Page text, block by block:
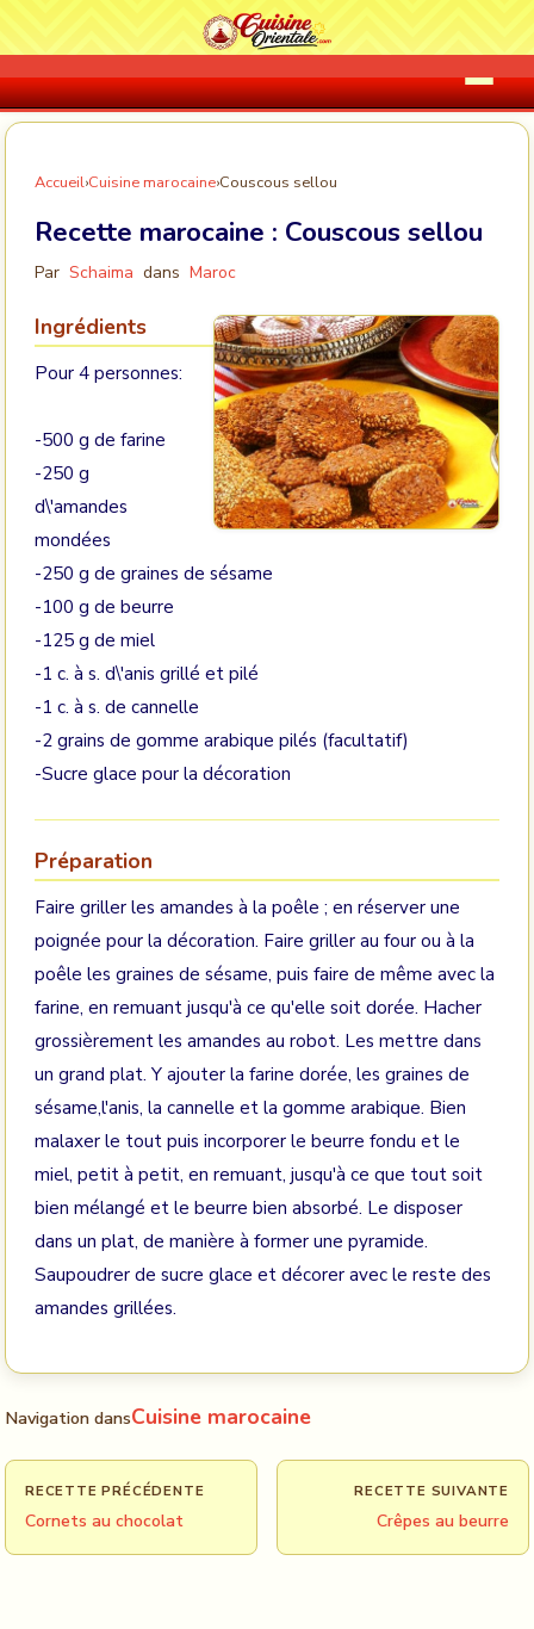
Accueil›Cuisine marocaine›Couscous sellou
Recette marocaine : Couscous sellou
Par Schaima dans Maroc
Ingrédients
Pour 4 personnes:
-500 g de farine
-250 g
d\'amandes
mondées
-250 g de graines de sésame
-100 g de beurre
-125 g de miel
-1 c. à s. d\'anis grillé et pilé
-1 c. à s. de cannelle
-2 grains de gomme arabique pilés (facultatif)
-Sucre glace pour la décoration
Préparation
Faire griller les amandes à la poêle ; en réserver une
poignée pour la décoration. Faire griller au four ou à la
poêle les graines de sésame, puis faire de même avec la
farine, en remuant jusqu'à ce qu'elle soit dorée. Hacher
grossièrement les amandes au robot. Les mettre dans
un grand plat. Y ajouter la farine dorée, les graines de
sésame,l'anis, la cannelle et la gomme arabique. Bien
malaxer le tout puis incorporer le beurre fondu et le
miel, petit à petit, en remuant, jusqu'à ce que tout soit
bien mélangé et le beurre bien absorbé. Le disposer
dans un plat, de manière à former une pyramide.
Saupoudrer de sucre glace et décorer avec le reste des
amandes grillées.
Navigation dansCuisine marocaine
RECETTE PRÉCÉDENTE
Cornets au chocolat
RECETTE SUIVANTE
Crêpes au beurre